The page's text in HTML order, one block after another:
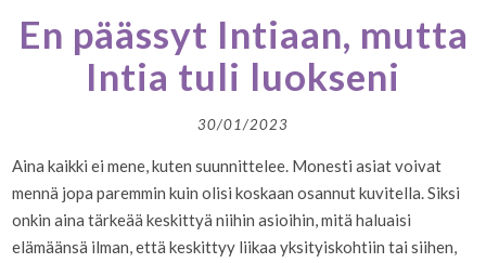
En päässyt Intiaan, mutta
Intia tuli luokseni
30/01/2023
Aina kaikki ei mene, kuten suunnittelee. Monesti asiat voivat
mennä jopa paremmin kuin olisi koskaan osannut kuvitella. Siksi
onkin aina tärkeää keskittyä niihin asioihin, mitä haluaisi
elämäänsä ilman, että keskittyy liikaa yksityiskohtiin tai siihen,